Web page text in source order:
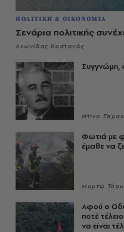
ΠΟΛΙΤΙΚΗ & ΟΙΚΟΝΟΜΙΑ
Σενάρια πολιτικής
Λεωνίδας Καστανάς
Συγγνώμη,
Ντίνα
Φωτιά με
έμαθε να
Μυρτώ
Αφού ο
ποτέ
να είναι